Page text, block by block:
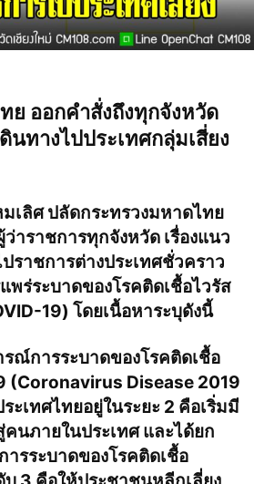
ย ออกคำสั่งถึงทุกจังหวัด
นทางไปประเทศกลุ่มเสี่ยง
ลิศ ปลัดกระทรวงมหาดไทย
าราชการทุกจังหวัด เรื่องแนว
ราชการต่างประเทศชั่วคราว
ร่ระบาดของโรคติดเชื้อไวรัส
19) โดยเนื้อหาระบุดังนี้
ณ์การระบาดของโรคติดเชื้อ
(Coronavirus Disease 2019
ะเทศไทยอยู่ในระยะ 2 คือเริ่มมี
นภายในประเทศ และได้ยก
ารระบาดของโรคติดเชื้อ